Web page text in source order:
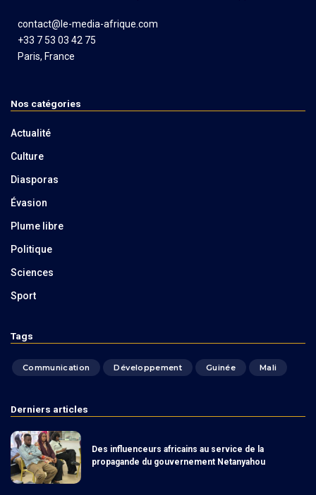
contact@le-media-afrique.com
+33 7 53 03 42 75
Paris, France
Nos catégories
Actualité
Culture
Diasporas
Évasion
Plume libre
Politique
Sciences
Sport
Tags
Communication Développement Guinée Mali
Derniers articles
Des influenceurs africains au service de la
propagande du gouvernement Netanyahou